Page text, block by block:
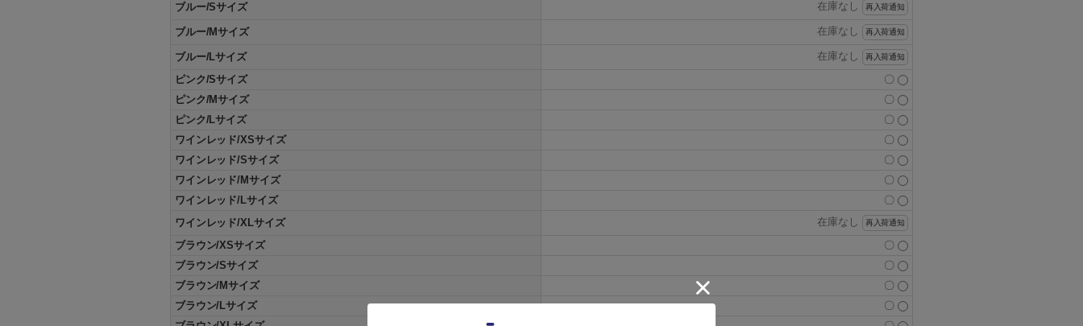
ブルー/Sサイズ 在庫なし 再入荷通知
ブルー/Mサイズ 在庫なし 再入荷通知
ブルー/Lサイズ 在庫なし 再入荷通知
ピンク/Sサイズ
〇
ピンク/Mサイズ
〇
ピンク/Lサイズ
〇
ワインレッド/XSサイズ
〇
ワインレッド/Sサイズ
〇
ワインレッド/Mサイズ
〇
ワインレッド/Lサイズ
〇
ワインレッド/XLサイズ
在庫なし 再入荷通知
ブラウン/XSサイズ
〇
ブラウン/Sサイズ
〇
ブラウン/Mサイズ
〇
ブラウン/Lサイズ
〇